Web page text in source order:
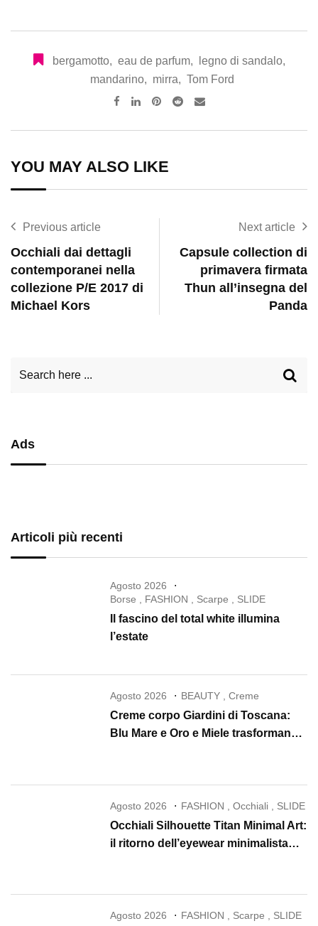
bergamotto, eau de parfum, legno di sandalo,
mandarino, mirra, Tom Ford
Pinterest
RedditShare
YOU MAY ALSO LIKE
Previous article
Occhiali dai dettagli
contemporanei nella
collezione P/E 2017 di
Michael Kors
Next article
Capsule collection di
primavera firmata
Thun all’insegna del
Panda
Ads
Articoli più recenti
Agosto 2026
Borse
FASHION Scarpe SLIDE
Il fascino del total white illumina
l’estate
Agosto 2026 BEAUTY ,Creme
Creme corpo Giardini di Toscana:
Blu Mare e Oro e Miele trasformano
Agosto 2026 FASHION ,Occhiali SLIDE
Occhiali Silhouette Titan Minimal Art:
il ritorno dell’eyewear minimalista
Agosto 2026 FASHION Scarpe SLIDE